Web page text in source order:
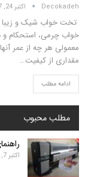
اکتبر 24, 2017
شیک و زیبا مخصوص
استحکام و دوام بسیار
از عمر آنها می گذرد به
کیفیت…
راهنمای جامع
اکتبر 7, 2025